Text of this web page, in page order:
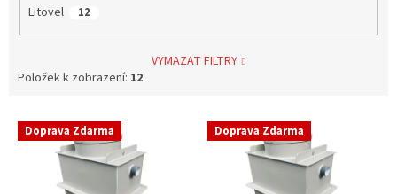
Litovel 12
VYMAZAT FILTRY
Položek k zobrazení: 12
V Doprava Zdarma Doprava Zdarma